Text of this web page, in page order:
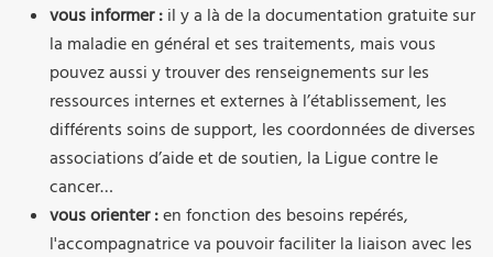
vous informer : il y a là de la documentation gratuite sur
la maladie en général et ses traitements, mais vous
pouvez aussi y trouver des renseignements sur les
ressources internes et externes à l’établissement, les
différents soins de support, les coordonnées de diverses
associations d’aide et de soutien, la Ligue contre le
cancer…
vous orienter :en fonction des besoins repérés,
l'accompagnatrice va pouvoir faciliter la liaison avec les